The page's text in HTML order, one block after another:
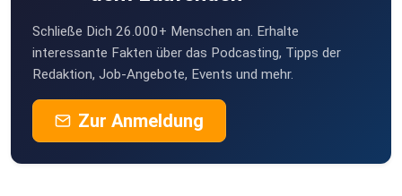
Schließe Dich 26.000+ Menschen an. Erhalte
interessante Fakten über das Podcasting, Tipps der
Redaktion, Job-Angebote, Events und mehr.
Zur Anmeldung